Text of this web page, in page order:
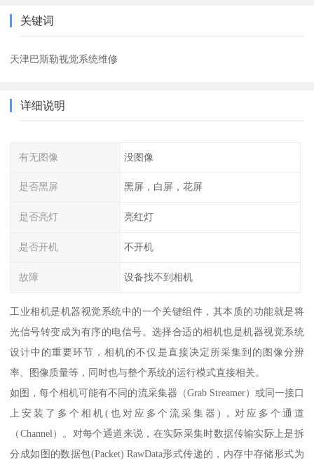
关键词
天津巴斯勒视觉系统维修
详细说明
有无图像 没图像
是否黑屏 黑屏，白屏，花屏
是否亮灯 亮红灯
是否开机 不开机
故障 设备找不到相机
工业相机是机器视觉系统中的一个关键组件，其本质的功能就是将
光信号转变成为有序的电信号。选择合适的相机也是机器视觉系统
设计中的重要环节，相机的不仅是直接决定所采集到的图像分辨
率、图像质量等，同时也与整个系统的运行模式直接相关。
如图，每个相机可能有不同的流采集器（Grab Streamer）或同一接口
上安装了多个相机(也对应多个流采集器)，对应多个通道
（Channel）。对每个通道来说，在实际采集时数据传输实际上是拆
分成如图的数据包(Packet) RawData形式传递的，内存中存储形式为